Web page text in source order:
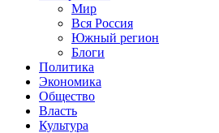
Мир
Вся Россия
Южный регион
Блоги
Политика
Экономика
Общество
Власть
Культура